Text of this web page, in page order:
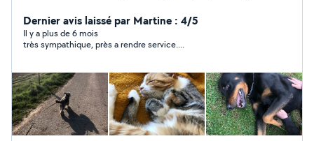
que l'entretien extérieurs,tonte de pelouse,taille de
haies etc..Service à la personne ménage course. Nous
nous ferons également le plaisir de garder vos animaux
Dernier avis laissé par Martine : 4/5
Il y a plus de 6 mois
très sympathique, près a rendre service....